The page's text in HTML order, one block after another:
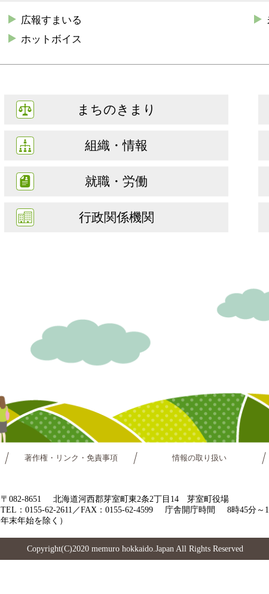
広報すまいる
ホットボイス
まちのきまり
組織・情報
就職・労働
行政関係機関
著作権・リンク・免責事項 情報の取り扱い
〒082-8651
北海道河西郡芽室町東2条2丁目14 芽室町役場
TEL：0155-62-2611／FAX：0155-62-4599
庁舎開庁時間
8時45分～
年末年始を除く）
Copyright(C)2020 memuro hokkaido.Japan All Rights Reserved